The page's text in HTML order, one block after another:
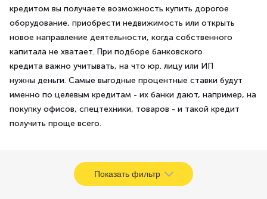
кредитом вы получаете возможность купить дорогое
оборудование, приобрести недвижимость или открыть
новое направление деятельности, когда собственного
капитала не хватает. При подборе банковского
кредита важно учитывать, на что юр. лицу или ИП
нужны деньги. Самые выгодные процентные ставки будут
именно по целевым кредитам - их банки дают, например, на
покупку офисов, спецтехники, товаров - и такой кредит
получить проще всего.
Показать фильтр